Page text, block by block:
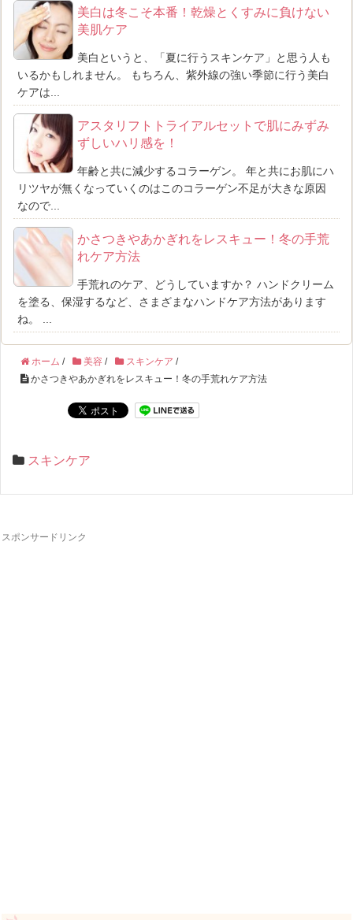
美白は冬こそ本番！乾燥とくすみに負けない
美肌ケア
美白というと、「夏に行うスキンケア」と思う人も
いるかもしれません。 もちろん、紫外線の強い季節に行う美白
ケアは...
アスタリフトトライアルセットで肌にみずみ
ずしいハリ感を！
年齢と共に減少するコラーゲン。 年と共にお肌にハ
リツヤが無くなっていくのはこのコラーゲン不足が大きな原因
なので...
かさつきやあかぎれをレスキュー！冬の手荒
れケア方法
手荒れのケア、どうしていますか？ ハンドクリーム
を塗る、保湿するなど、さまざまなハンドケア方法があります
ね。 ...
ホーム / 美容 / スキンケア /
かさつきやあかぎれをレスキュー！冬の手荒れケア方法
スキンケア
スポンサードリンク